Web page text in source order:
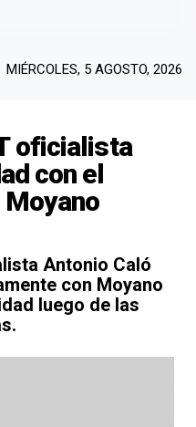
MIÉRCOLES, 5 AGOSTO, 2026
oficialista
con el
Antonio Caló
con Moyano
luego de las